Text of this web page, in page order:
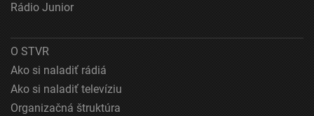
Meranie výkonnosti obsahu
Pochopiť cieľové skupiny na základe štatistík
alebo spájania údajov z rôznych zdrojov
Rádio Junior
O STVR
Ako si naladiť rádiá
Ako si naladiť televíziu
Organizačná štruktúra